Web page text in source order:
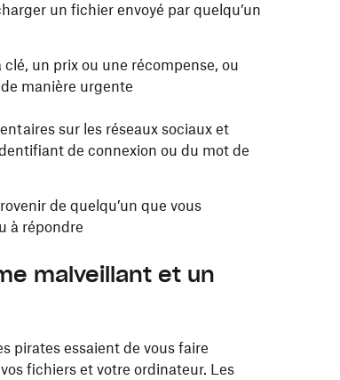
un fichier envoyé par quelqu’un
un prix ou une récompense, ou
manière urgente
sur les réseaux sociaux et
de connexion ou du mot de
de quelqu’un que vous
à répondre
malveillant et un
pirates essaient de vous faire
fichiers et votre ordinateur. Les